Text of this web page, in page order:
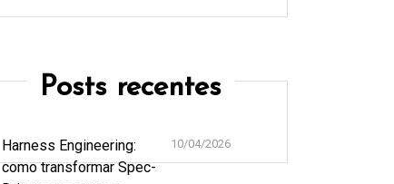
Posts recentes
Harness Engineering:
como transformar Spec-
10/04/2026